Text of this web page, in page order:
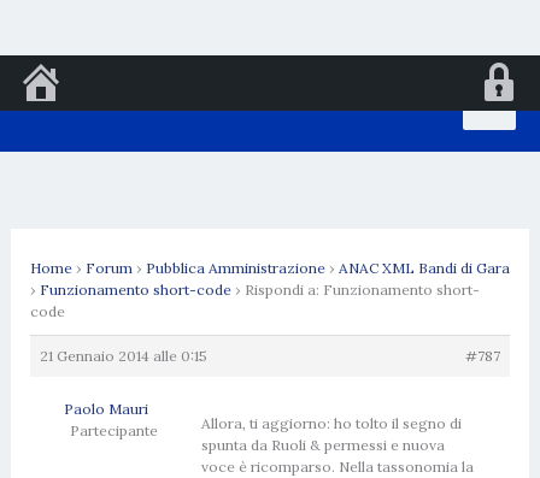
al
Home › Forum › Pubblica Amministrazione › ANAC XML Bandi di Gara
› Funzionamento short-code › Rispondi a: Funzionamento short-
code
21 Gennaio 2014 alle 0:15 #787
Paolo Mauri
Partecipante
Allora, ti aggiorno: ho tolto il segno di
spunta da Ruoli & permessi e nuova
voce è ricomparso. Nella tassonomia la